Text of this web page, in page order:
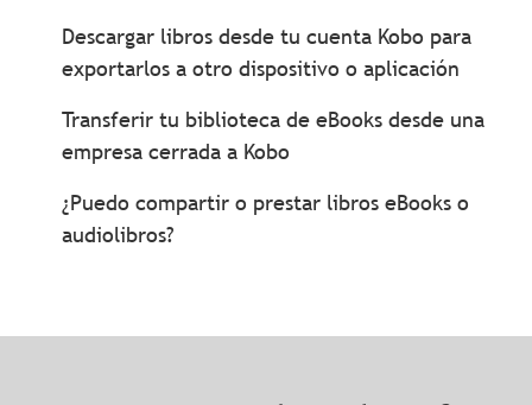
Descargar libros desde tu cuenta Kobo para
exportarlos a otro dispositivo o aplicación
Transferir tu biblioteca de eBooks desde una
empresa cerrada a Kobo
¿Puedo compartir o prestar libros eBooks o
audiolibros?